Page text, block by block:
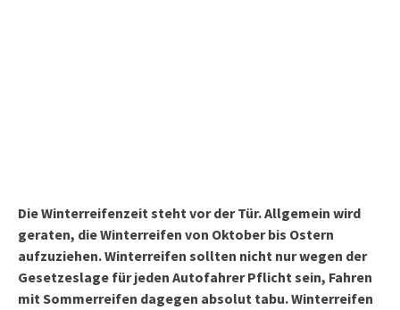
Die Winterreifenzeit steht vor der Tür. Allgemein wird
geraten, die Winterreifen von Oktober bis Ostern
aufzuziehen. Winterreifen sollten nicht nur wegen der
Gesetzeslage für jeden Autofahrer Pflicht sein, Fahren
mit Sommerreifen dagegen absolut tabu. Winterreifen